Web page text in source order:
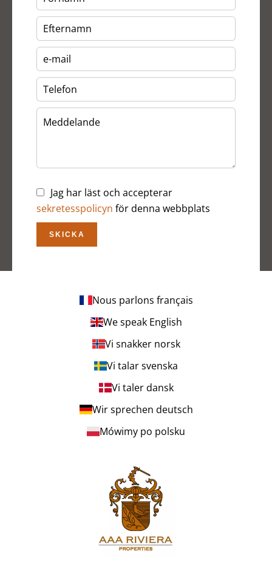
Jag har läst och accepterar
sekretesspolicyn för denna webbplats
SKICKA
Nous parlons français
We speak English
Vi snakker norsk
Vi talar svenska
Vi taler dansk
Wir sprechen deutsch
Mówimy po polsku